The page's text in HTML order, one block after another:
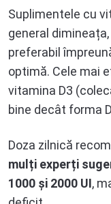
Suplimentele cu
general
preferabil
optimă. Cele mai
vitamina D3
bine decât forma
Doza zilnică
mulți experți
1000 și 2000 UI,